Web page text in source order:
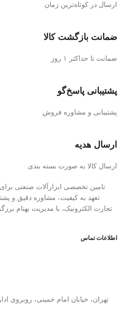
ارسال در کوتاه‌ترین زمان
ضمانت بازگشت کالا
ضمانت تا حداکثر ۱ روز
پشتیبانی پاسخ‌گو
پشتیبانی و مشاوره فروش
ارسال هدیه
ارسال کالا به صورت بسته بندی
تامین تخصصی ابزارآلات صنعتی
تعهد به کیفیت، مشاوره دقیق و
تجارت الکترونیک، با مدیریت بهنام
اطلاعات تماس
تهران، خیابان امام خمینی، روبروی